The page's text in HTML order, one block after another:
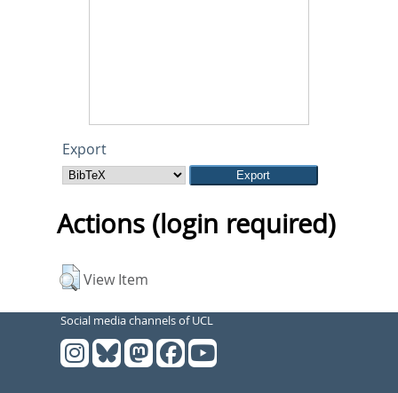
Export
Actions (login required)
View Item
Social media channels of UCL